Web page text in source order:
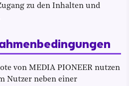
zu den Inhalten und
von MEDIA PIONEER nutzen
Nutzer neben einer